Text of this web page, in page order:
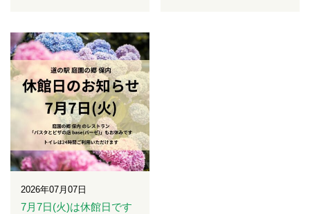
2026年07月07日
7月7日(火)は休館日です